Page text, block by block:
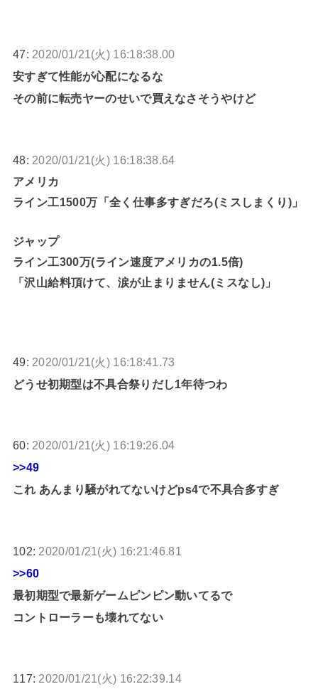
47: 2020/01/21(火) 16:18:38.00
安すぎて性能が心配になるな
その前に転売ヤーのせいで買えなさそうやけど
48: 2020/01/21(火) 16:18:38.64
アメリカ
ライン工1500万「全く仕事多すぎだろ(ミスしまくり)」
ジャップ
ライン工300万(ライン速度アメリカの1.5倍)
「沢山給料頂けて、涙が止まりません(ミスなし)」
49: 2020/01/21(火) 16:18:41.73
どうせ初期型は不具合祭りだし1年待つわ
60: 2020/01/21(火) 16:19:26.04
>>49
これ あんまり騒がれてないけどps4で不具合多すぎ
102: 2020/01/21(火) 16:21:46.81
>>60
最初期型で最新ゲームピンピン動いてるで
コントローラーも壊れてない
117: 2020/01/21(火) 16:22:39.14